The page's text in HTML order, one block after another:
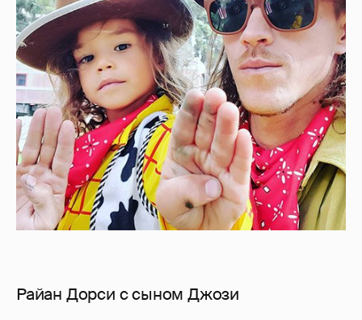
Райан Дорси с сыном Джози